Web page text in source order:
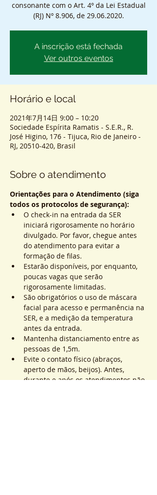
consonante com o Art. 4º da Lei Estadual
(RJ) Nº 8.906, de 29.06.2020.
A inscrição está fechada
Ver outros eventos
Horário e local
2021年7月14日 9:00 – 10:20
Sociedade Espírita Ramatis - S.E.R., R.
José Higino, 176 - Tijuca, Rio de Janeiro -
RJ, 20510-420, Brasil
Sobre o atendimento
Orientações para o Atendimento (siga
todos os protocolos de segurança):
O check-in na entrada da SER
iniciará rigorosamente no horário
divulgado. Por favor, chegue antes
do atendimento para evitar a
formação de filas.
Estarão disponíveis, por enquanto,
poucas vagas que serão
rigorosamente limitadas.
São obrigatórios o uso de máscara
facial para acesso e permanência na
SER, e a medição da temperatura
antes da entrada.
Mantenha distanciamento entre as
pessoas de 1,5m.
Evite o contato físico (abraços,
aperto de mãos, beijos). Antes,
durante e após os atendimentos não